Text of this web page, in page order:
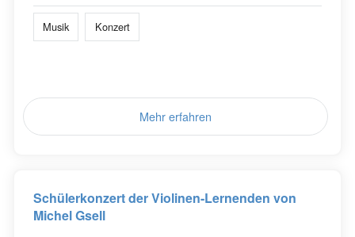
Musik Konzert
Mehr erfahren
Schülerkonzert der Violinen-Lernenden von
Michel Gsell